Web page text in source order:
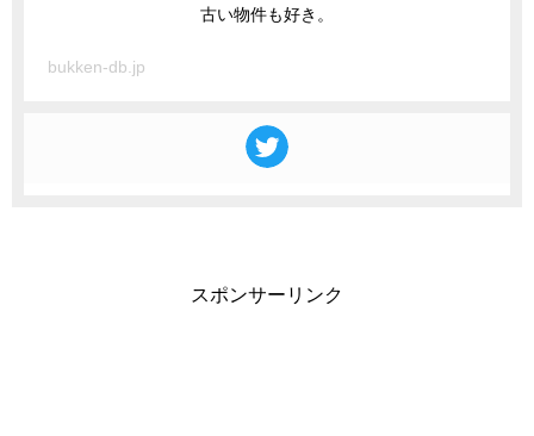
古い物件も好き。
bukken-db.jp
スポンサーリンク